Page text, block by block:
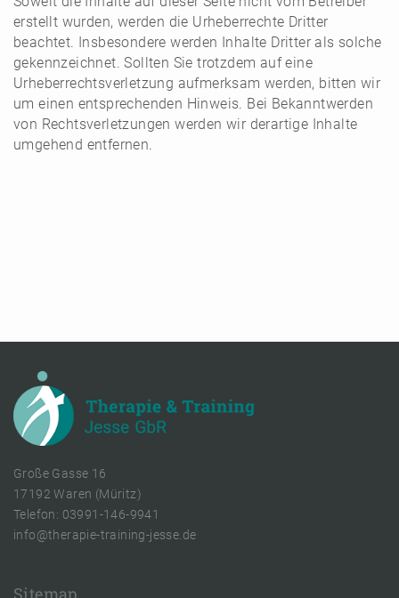
erstellt wurden, werden die Urheberrechte Dritter
beachtet. Insbesondere werden Inhalte Dritter als solche
gekennzeichnet. Sollten Sie trotzdem auf eine
Urheberrechtsverletzung aufmerksam werden, bitten wir
um einen entsprechenden Hinweis. Bei Bekanntwerden
von Rechtsverletzungen werden wir derartige Inhalte
umgehend entfernen.
Große Gasse 16
17192 Waren (Müritz)
Telefon: 03991-146-9941
info@therapie-training-jesse.de
Sitemap